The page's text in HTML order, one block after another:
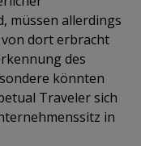
müssen allerdings
dort erbracht
des
könnten
Traveler sich
in